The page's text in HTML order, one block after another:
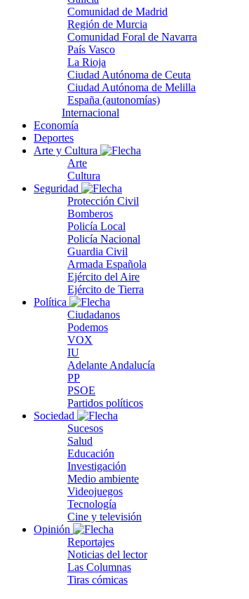
Comunidad de Madrid
Región de Murcia
Comunidad Foral de Navarra
País Vasco
La Rioja
Ciudad Autónoma de Ceuta
Ciudad Autónoma de Melilla
España (autonomías)
Internacional
Economía
Deportes
Arte y Cultura
Arte
Cultura
Seguridad
Protección Civil
Bomberos
Policía Local
Policía Nacional
Guardia Civil
Armada Española
Ejército del Aire
Ejército de Tierra
Política
Ciudadanos
Podemos
VOX
IU
Adelante Andalucía
PP
PSOE
Partidos políticos
Sociedad
Sucesos
Salud
Educación
Investigación
Medio ambiente
Videojuegos
Tecnología
Cine y televisión
Opinión
Reportajes
Noticias del lector
Las Columnas
Tiras cómicas